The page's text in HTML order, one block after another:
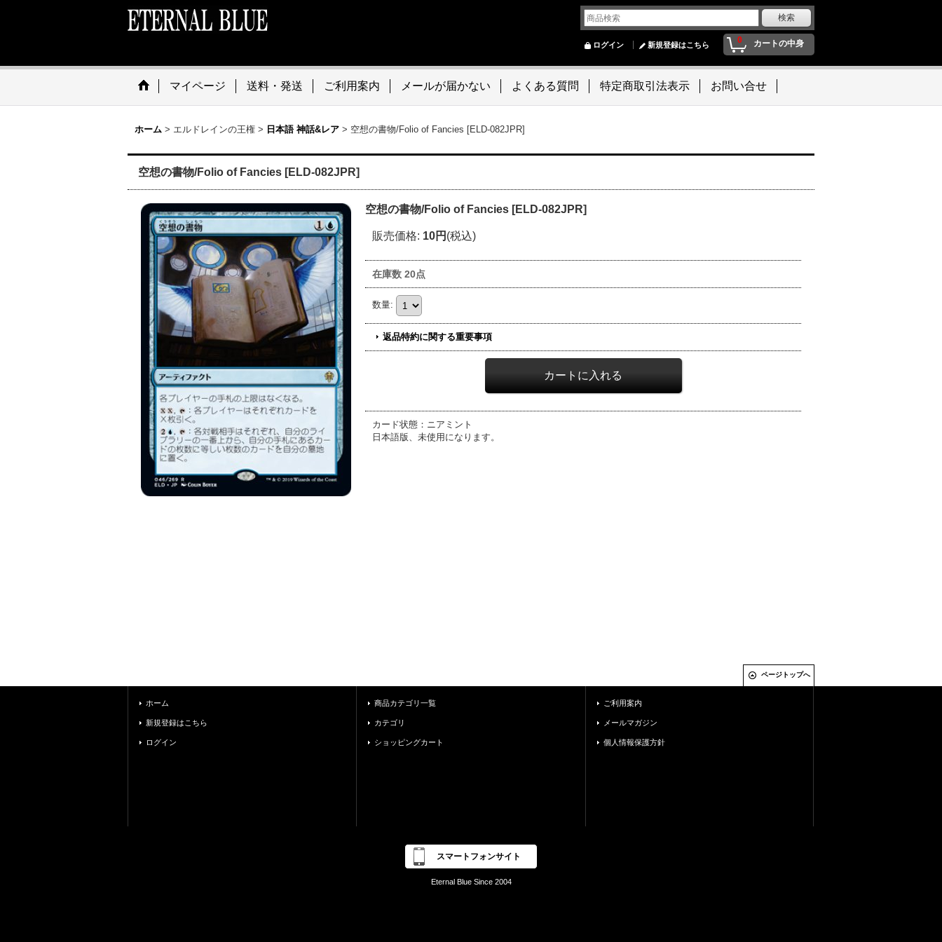
0 カートの中身
ログイン 新規登録はこちら
マイページ 送料・発送 ご利用案内 メールが届かない よくある質問 特定商取引法表示 お問い合せ
ホーム > エルドレインの王権 > 日本語 神話&レア > 空想の書物/Folio of Fancies [ELD-082JPR]
空想の書物/Folio of Fancies [ELD-082JPR]
空想の書物/Folio of Fancies [ELD-082JPR]
販売価格: 10円 (税込)
在庫数 20点
数量:
返品特約に関する重要事項
カード状態：ニアミント
日本語版、未使用になります。
ページトップへ
ホーム
新規登録はこちら
ログイン
商品カテゴリ一覧
カテゴリ
ショッピングカート
ご利用案内
メールマガジン
個人情報保護方針
スマートフォンサイト
Eternal Blue Since 2004